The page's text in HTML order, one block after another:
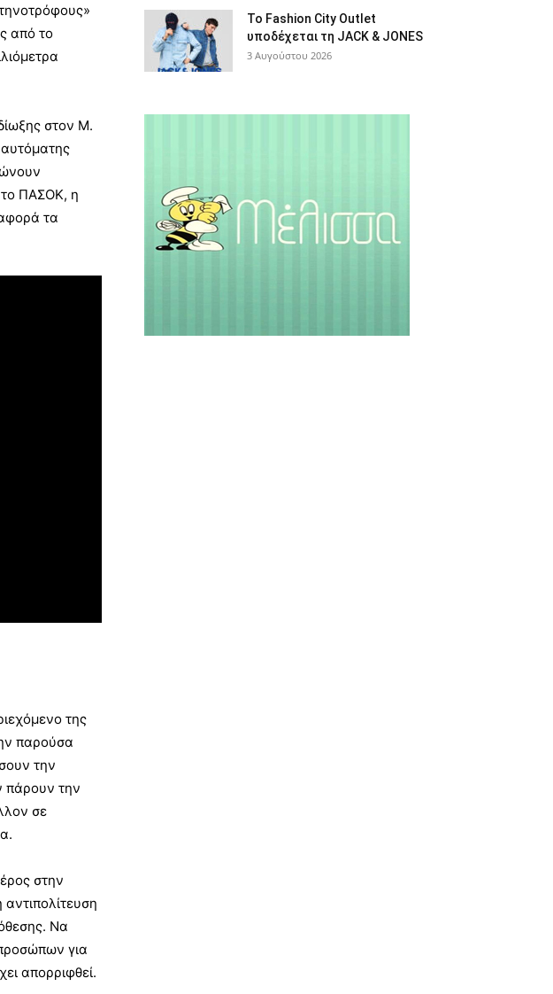
από το
στον Μ.
το ΠΑΣΟΚ, η
τα
της
παρούσα
την
πάρουν την
σε
στην
Να
για
απορριφθεί.
Το Fashion City Outlet
υποδέχεται τη JACK & JONES
3 Αυγούστου 2026